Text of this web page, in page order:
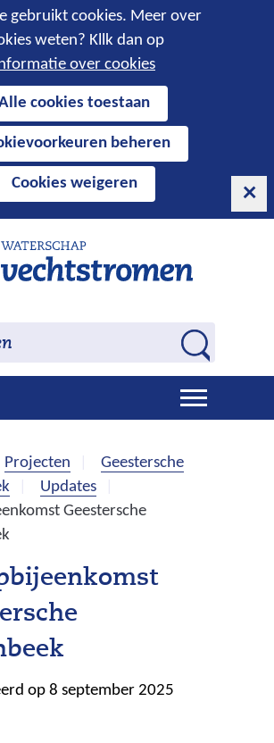
gebruikt cookies. Meer over
weten? Kllk dan op
over cookies
cookies toestaan
beheren
Cookies weigeren
naar
Zoeken
Projecten
Geestersche
Updates
Geestersche
op 8 september 2025